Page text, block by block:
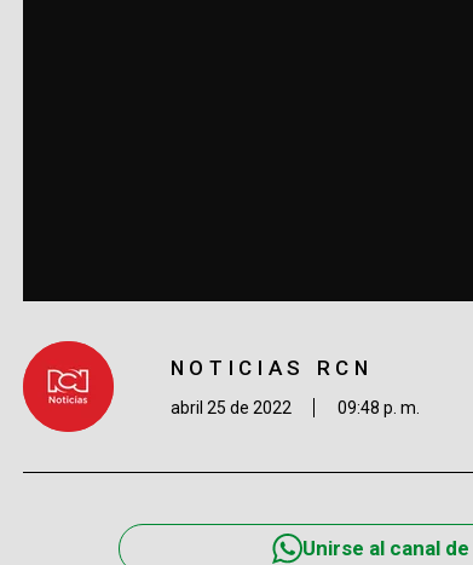
NOTICIAS RCN
abril 25 de 2022 09:48 p. m.
Unirse al canal